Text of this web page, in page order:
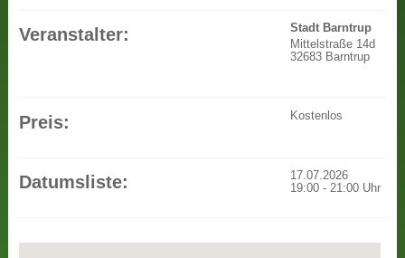
Veranstalter:
Stadt Barntrup
Mittelstraße 14d
32683 Barntrup
Preis: Kostenlos
Datumsliste:
17.07.2026
19:00 - 21:00 Uhr